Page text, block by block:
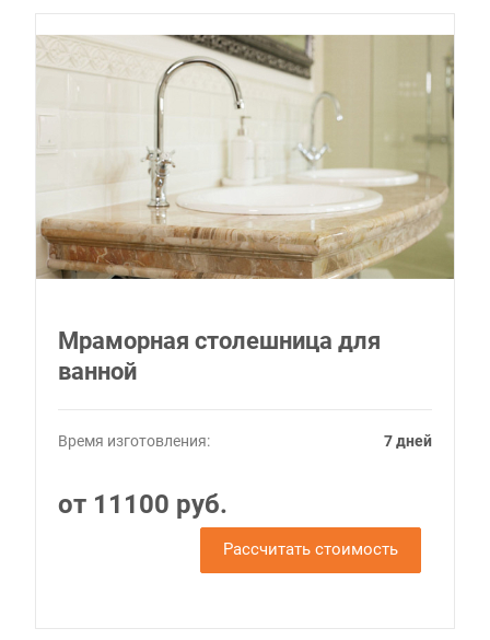
Мраморная столешница для
ванной
Время изготовления: 7 дней
от 11100 руб.
Рассчитать стоимость